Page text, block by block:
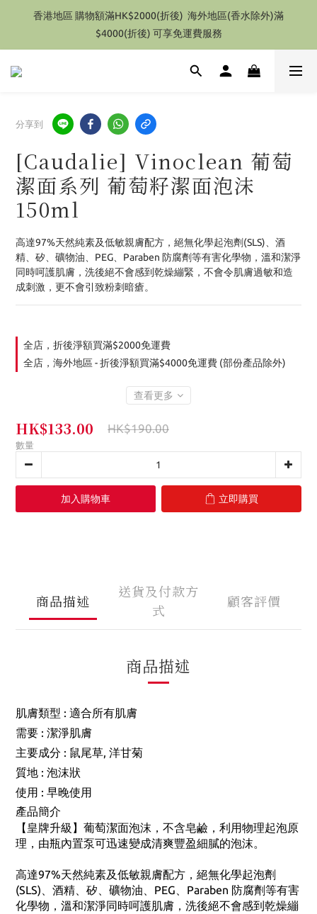
特別優惠 1件即享有9折優惠(部份產品除外）
香港地區 購物額滿HK$2000(折後)  海外地區(香水除外)滿
$4000(折後) 可享免運費服務
特別優惠 1件即享有9折優惠(部份產品除外）
分享到
[Caudalie] Vinoclean 葡萄
潔面系列 葡萄籽潔面泡沫
150ml
高達97%天然純素及低敏親膚配方，絕無化學起泡劑(SLS)、酒
精、矽、礦物油、PEG、Paraben 防腐劑等有害化學物，溫和潔淨
同時呵護肌膚，洗後絕不會感到乾燥繃緊，不會令肌膚過敏和造
成刺激，更不會引致粉刺暗瘡。
全店，折後淨額買滿$2000免運費
全店，海外地區 - 折後淨額買滿$4000免運費 (部份產品除外)
查看更多
HK$133.00 HK$190.00
數量
加入購物車 立即購買
商品描述
送貨及付款方
式
顧客評價
商品描述
肌膚類型 : 適合所有肌膚
需要 : 潔淨肌膚
主要成分 : 鼠尾草, 洋甘菊
質地 : 泡沫狀
使用 : 早晚使用
產品簡介
【皇牌升級】葡萄潔面泡沫，不含皂鹼，利用物理起泡原
理，由瓶內置泵可迅速變成清爽豐盈細膩的泡沫。
高達97%天然純素及低敏親膚配方，絕無化學起泡劑
(SLS)、酒精、矽、礦物油、PEG、Paraben 防腐劑等有害
化學物，溫和潔淨同時呵護肌膚，洗後絕不會感到乾燥繃